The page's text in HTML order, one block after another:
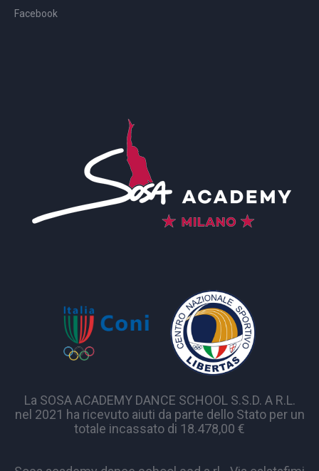
Facebook
La SOSA ACADEMY DANCE SCHOOL S.S.D. A R.L.
nel 2021 ha ricevuto aiuti da parte dello Stato per un
totale incassato di 18.478,00 €